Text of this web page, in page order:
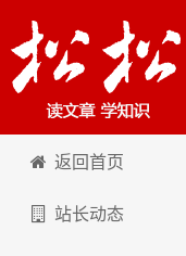
卢松松博客
返回首页
站长动态